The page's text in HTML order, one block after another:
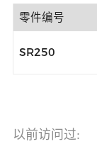
零件编号
SR250
以前访问过: